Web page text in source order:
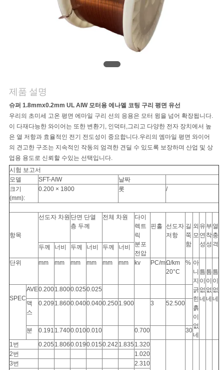
주
세
요
뉴
스
인
을
구
하
제품 설명
슈퍼 1.8mmx0.2mm UL AIW 모터용 에나멜 코팅 구리 평면 유선
우리의 초미세 고온 평면 에마일 구리 선의 응용은 모터 윙을 넘어 확장됩니다.
이 다재다능한 와이어는 또한 변환기, 인덕터,그리고 다양한 전자 장치에서 높
은 열 저항과 효율적인 전기 전도성이 중요합니다.우리의 엠마일 평면 와이어
의 견고한 구조는 지속적인 작동의 엄격한 견딜 수 있도록 보장하며 산업 및 상
업용 용도로 신뢰할 수있는 선택입니다.
시험 보고서
모델
SFT-AIW
날짜
크기
(mm):
0.200 × 1800 롯 /
항목
선도자 차원 단면 단열
층 두께
전체 차원
다이
렉트
릭
분포
전압
핀홀 선도자
저항
길
쭉
함
외
모
유
연
성
부
착
성
열
충
격
두께 너비 두께 너비 두께 너비
단위 mm mm mm mm mm mm kv PC/mΩ/km
20°C
% 아
니
지
긁
힌
흙
이
없
네
틈
이
없
네
틈
이
없
네
틈
이
없
네
SPEC
AVE0.2001.8000.0250.025
맥
스
0.209 1.8600.0400.0400.2501.900 3 52.500
분 0.191 1.7400.0100.010 0.700
30
1번
0.205 1.8060.0190.0150.242 1.835 1.320
2번
1.020
3번
2.310